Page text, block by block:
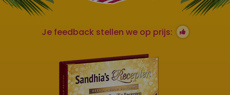
Je feedback stellen we op prijs: